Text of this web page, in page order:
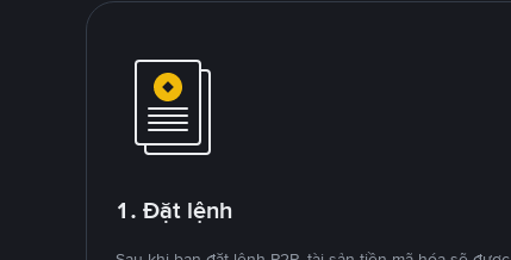
1. Đặt lệnh